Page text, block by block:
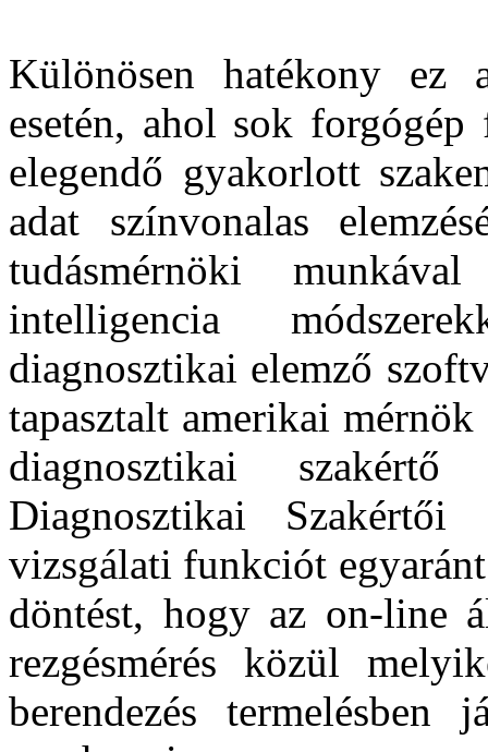
Különösen hatékony ez
esetén, ahol sok
elegendő gyakorlott
adat színvonalas
tudásmérnöki
intelligencia
diagnosztikai elemző
tapasztalt amerikai
diagnosztikai
Diagnosztikai
vizsgálati funkciót
döntést, hogy az on-line
rezgésmérés közül
berendezés termelésben